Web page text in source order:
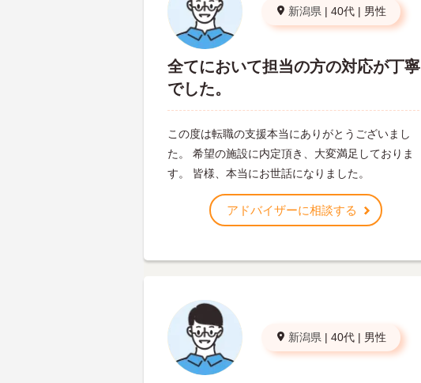
新潟県 | 40代 | 男性
全てにおいて担当の方の対応が丁寧
でした。
この度は転職の支援本当にありがとうございまし
た。 希望の施設に内定頂き、大変満足しておりま
す。 皆様、本当にお世話になりました。
アドバイザーに相談する
新潟県 | 40代 | 男性